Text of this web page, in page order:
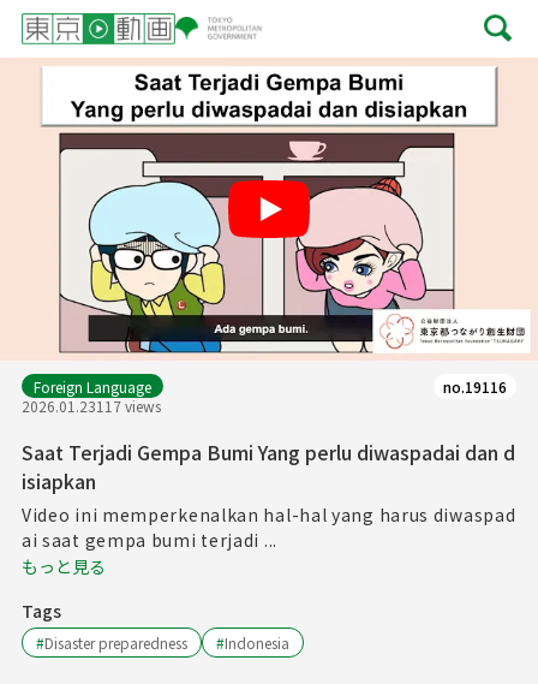
Foreign Language
2026.01.23117 views
no.19116
Saat Terjadi Gempa Bumi Yang perlu diwaspadai dan d
isiapkan
Video ini memperkenalkan hal-hal yang harus diwaspad
ai saat gempa bumi terjadi ...
もっと見る
Tags
#Disaster preparedness #Indonesia